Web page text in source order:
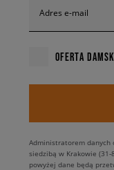
Adres e-mail
OFERTA
Administratorem danych
siedzibą w Krakowie
powyżej dane będą